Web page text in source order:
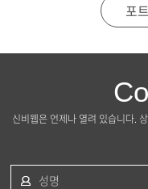
포
신비웹은 언제나 열려 있습니다.
성명